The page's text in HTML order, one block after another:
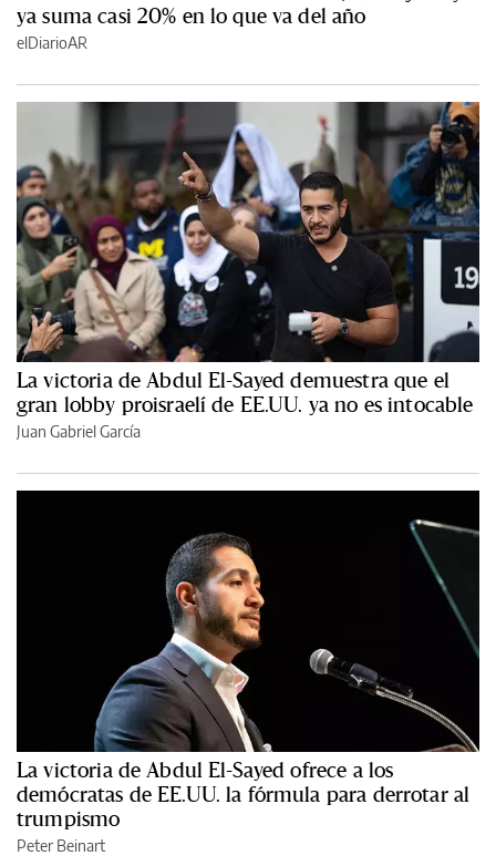
ya suma casi 20% en lo que va del año
elDiarioAR
La victoria de Abdul El-Sayed demuestra que el
gran lobby proisraelí de EE.UU. ya no es intocable
Juan Gabriel García
La victoria de Abdul El-Sayed ofrece a los
demócratas de EE.UU. la fórmula para derrotar al
trumpismo
Peter Beinart